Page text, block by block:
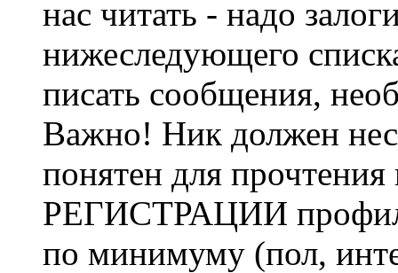
нас читать - надо
нижеследующего
писать сообщения,
Важно! Ник должен
понятен для
РЕГИСТРАЦИИ профиль
по минимуму (пол,